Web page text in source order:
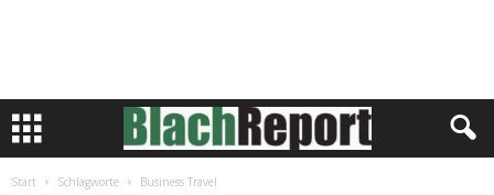
Start Schlagworte Business Travel